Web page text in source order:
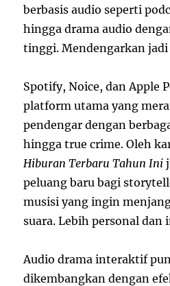
berbasis audio seperti
hingga drama audio
tinggi. Mendengarkan
Spotify, Noice, dan Apple
platform utama yang
pendengar dengan
hingga true crime. Oleh
Hiburan Terbaru Tahun Ini
peluang baru bagi
musisi yang ingin
suara. Lebih personal dan
Audio drama interaktif
dikembangkan dengan